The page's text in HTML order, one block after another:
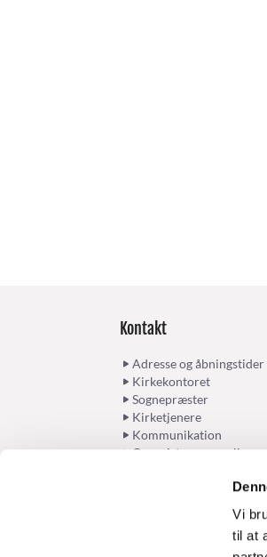
Vi
til at
Kontakt
Adresse og åbningstider
Kirkekontoret
Sognepræster
Kirketjenere
Kommunikation
Organister og musikere